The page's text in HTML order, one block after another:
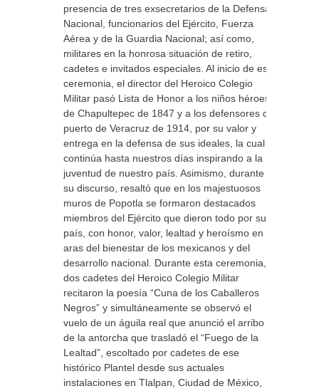
presencia de tres exsecretarios de la Defensa
Nacional, funcionarios del Ejército, Fuerza
Aérea y de la Guardia Nacional; así como,
militares en la honrosa situación de retiro,
cadetes e invitados especiales. Al inicio de esta
ceremonia, el director del Heroico Colegio
Militar pasó Lista de Honor a los niños héroes
de Chapultepec de 1847 y a los defensores del
puerto de Veracruz de 1914, por su valor y
entrega en la defensa de sus ideales, la cual
continúa hasta nuestros días inspirando a la
juventud de nuestro país. Asimismo, durante
su discurso, resaltó que en los majestuosos
muros de Popotla se formaron destacados
miembros del Ejército que dieron todo por su
país, con honor, valor, lealtad y heroísmo en
aras del bienestar de los mexicanos y del
desarrollo nacional. Durante esta ceremonia,
dos cadetes del Heroico Colegio Militar
recitaron la poesía “Cuna de los Caballeros
Negros” y simultáneamente se observó el
vuelo de un águila real que anunció el arribo
de la antorcha que trasladó el “Fuego de la
Lealtad”, escoltado por cadetes de ese
histórico Plantel desde sus actuales
instalaciones en Tlalpan, Ciudad de México,